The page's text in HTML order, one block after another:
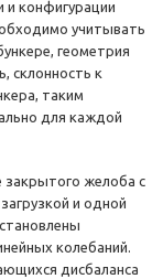
и конфигурации
учитывать
геометрия
склонность к
таким
для каждой
закрытого желоба с
и одной
колебаний.
дисбаланса